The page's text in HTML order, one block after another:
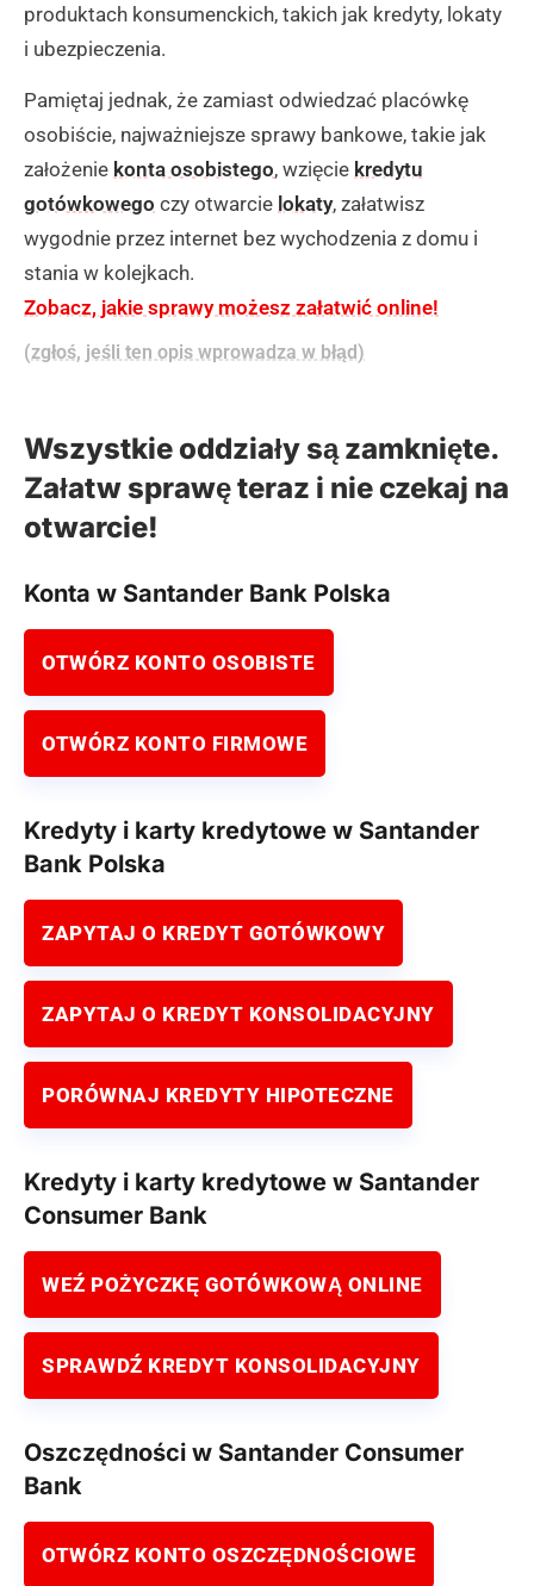
produktach konsumenckich, takich jak kredyty, lokaty
i ubezpieczenia.
Pamiętaj jednak, że zamiast odwiedzać placówkę
osobiście, najważniejsze sprawy bankowe, takie jak
założenie konta osobistego, wzięcie kredytu
gotówkowego czy otwarcie lokaty, załatwisz
wygodnie przez internet bez wychodzenia z domu i
stania w kolejkach.
Zobacz, jakie sprawy możesz załatwić online!
(zgłoś, jeśli ten opis wprowadza w błąd)
Wszystkie oddziały są zamknięte.
Załatw sprawę teraz i nie czekaj na
otwarcie!
Konta w Santander Bank Polska
OTWÓRZ KONTO OSOBISTE
OTWÓRZ KONTO FIRMOWE
Kredyty i karty kredytowe w Santander
Bank Polska
ZAPYTAJ O KREDYT GOTÓWKOWY
ZAPYTAJ O KREDYT KONSOLIDACYJNY
PORÓWNAJ KREDYTY HIPOTECZNE
Kredyty i karty kredytowe w Santander
Consumer Bank
WEŹ POŻYCZKĘ GOTÓWKOWĄ ONLINE
SPRAWDŹ KREDYT KONSOLIDACYJNY
Oszczędności w Santander Consumer
Bank
OTWÓRZ KONTO OSZCZĘDNOŚCIOWE